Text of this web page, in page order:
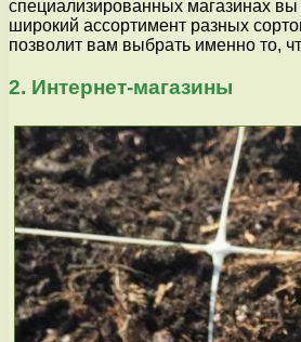
специализированных магазинах
широкий ассортимент разных
позволит вам выбрать именно то,
2. Интернет-магазины